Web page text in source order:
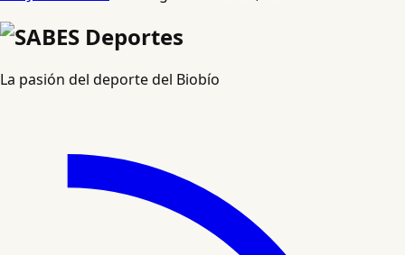
La pasión del deporte del Biobío